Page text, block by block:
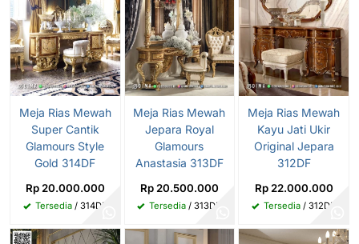
Meja Rias Mewah
Super Cantik
Glamours Style
Gold 314DF
Rp 20.000.000
Tersedia/ 314DF
Meja Rias Mewah
Jepara Royal
Glamours
Anastasia 313DF
Rp 20.500.000
Tersedia / 313DF
Meja Rias Mewah
Kayu Jati Ukir
Original Jepara
312DF
Rp 22.000.000
Tersedia / 312DF